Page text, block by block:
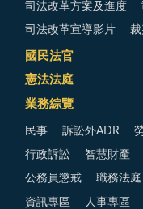
司法改革方案及進度
司法改革宣導影片
國民法官
憲法法庭
業務綜覽
民事 訴訟外ADR
行政訴訟 智慧財產
公務員懲戒 職務法庭
資訊專區 人事專區